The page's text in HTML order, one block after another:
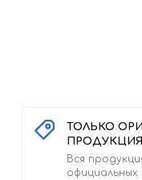
ТОЛЬКО
ПРОДУКЦИЯ
Вся